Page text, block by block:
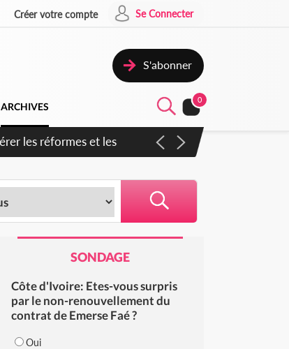
Créer votre compte Se Connecter
S'abonner
ARCHIVES
0
les réformes et les
SONDAGE
Côte d'Ivoire: Etes-vous surpris
par le non-renouvellement du
contrat de Emerse Faé ?
Oui